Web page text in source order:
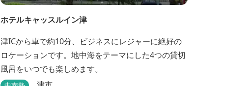
ホテルキャッスルイン津
津ICから車で約10分、ビジネスにレジャーに絶好の
ロケーションです。地中海をテーマにした4つの貸切
風呂をいつでも楽しめます。